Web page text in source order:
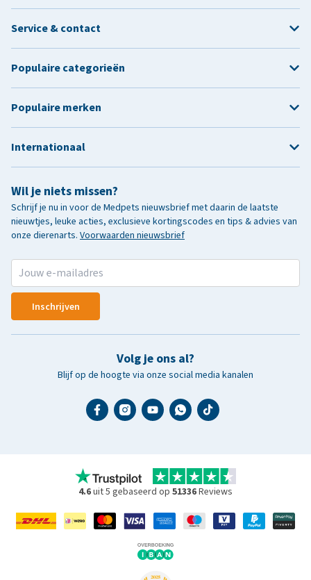
Wil je niets missen?
Schrijf je nu in voor de Medpets nieuwsbrief met daarin de laatste
nieuwtjes, leuke acties, exclusieve kortingscodes en tips & advies van
onze dierenarts. Voorwaarden nieuwsbrief
Inschrijven
Volg je ons al?
Blijf op de hoogte via onze social media kanalen
Service & contact
Populaire categorieën
Populaire merken
Internationaal
4.6uit 5 gebaseerd op 51336Reviews